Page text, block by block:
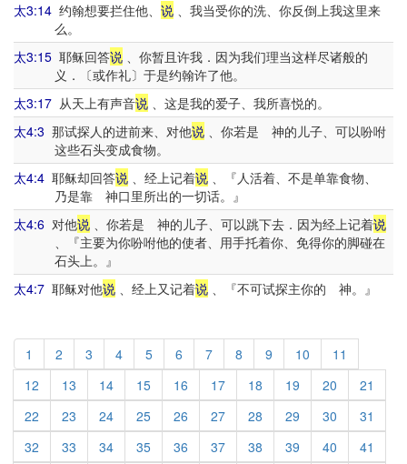
太3:14 约翰想要拦住他、 说 、我当受你的洗、你反倒上我这里来
么。
太3:15 耶稣回答说 、你暂且许我．因为我们理当这样尽诸般的
义．〔或作礼〕于是约翰许了他。
太3:17 从天上有声音说 、这是我的爱子、我所喜悦的。
太4:3 那试探人的进前来、对他说 、你若是 神的儿子、可以吩咐
这些石头变成食物。
太4:4 耶稣却回答说 、经上记着说 、『人活着、不是单靠食物、
乃是靠 神口里所出的一切话。』
太4:6 对他说 、你若是 神的儿子、可以跳下去．因为经上记着说
、『主要为你吩咐他的使者、用手托着你、免得你的脚碰在
石头上。』
太4:7 耶稣对他说 、经上又记着说 、『不可试探主你的 神。』
1 2 3 4 5 6 7 8 9 10
11
12
13 14 15 16 17 18 19 20
21
22
23 24 25 26 27 28 29 30
31
32
33 34 35 36 37 38 39 40 41